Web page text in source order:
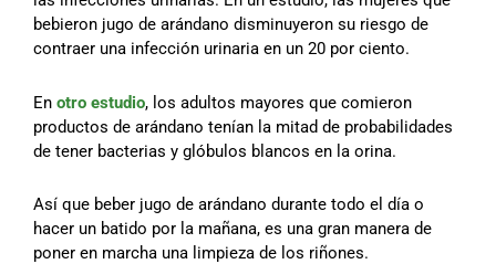
bebieron jugo de arándano disminuyeron su riesgo de
contraer una infección urinaria en un 20 por ciento.
En otro estudio, los adultos mayores que comieron
productos de arándano tenían la mitad de probabilidades
de tener bacterias y glóbulos blancos en la orina.
Así que beber jugo de arándano durante todo el día o
hacer un batido por la mañana, es una gran manera de
poner en marcha una limpieza de los riñones.